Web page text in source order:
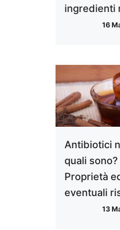
ingredienti
16
Antibiotici
quali sono?
Proprietà
eventuali
13